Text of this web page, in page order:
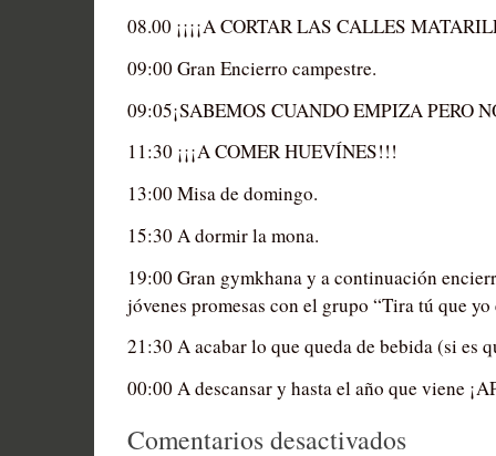
08.00 ¡¡¡¡A CORTAR LAS CALLES
09:00 Gran Encierro campestre.
09:05¡SABEMOS CUANDO EMPIZA PERO
11:30 ¡¡¡A COMER HUEVÍNES!!!
13:00 Misa de domingo.
15:30 A dormir la mona.
19:00 Gran gymkhana y a continuación
jóvenes promesas con el grupo “Tira tú que yo
21:30 A acabar lo que queda de bebida (si es
00:00 A descansar y hasta el año que viene
Comentarios desactivados